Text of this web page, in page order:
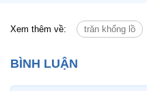
Xem thêm về: trăn khổng lồ